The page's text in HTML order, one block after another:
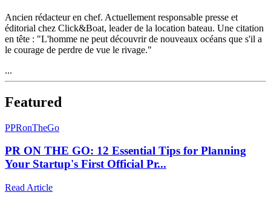
Ancien rédacteur en chef. Actuellement responsable presse et
éditorial chez Click&Boat, leader de la location bateau. Une citation
en tête : "L'homme ne peut découvrir de nouveaux océans que s'il a
le courage de perdre de vue le rivage."
...
Featured
PPRonTheGo
PR ON THE GO: 12 Essential Tips for Planning
Your Startup's First Official Pr...
Read Article